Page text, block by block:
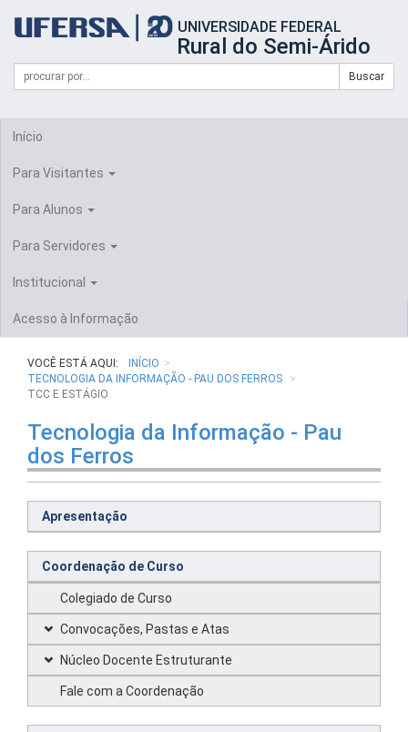
portal
UFERSA
UNIVERSIDADE FEDERAL
Rural do Semi-Árido
Formulário
Busca
Campo
de
Buscar
Início
Para Visitantes
Para Alunos
Para Servidores
Institucional
Acesso à Informação
VOCÊ ESTÁ AQUI:
INÍCIO
TECNOLOGIA DA INFORMAÇÃO - PAU DOS FERROS
TCC E ESTÁGIO
Tecnologia da Informação - Pau
dos Ferros
Apresentação
Coordenação de Curso
Colegiado de Curso
Convocações, Pastas e Atas
Núcleo Docente Estruturante
Fale com a Coordenação